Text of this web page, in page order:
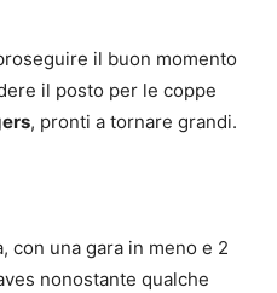
il buon momento
il posto per le coppe
, pronti a tornare grandi.
con una gara in meno e 2
nonostante qualche